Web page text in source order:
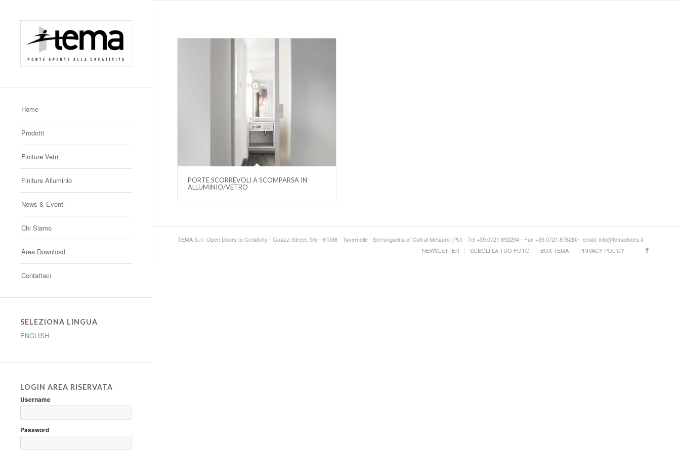
Home
Prodotti
Finiture Vetri
Finiture Alluminio
News & Eventi
Chi Siamo
Area Download
Contattaci
SELEZIONA LINGUA
ENGLISH
LOGIN AREA RISERVATA
Username
Password
PORTE SCORREVOLI A SCOMPARSA IN
ALLUMINIO/VETRO
TEMA S.r.l. Open Doors to Creativity - Guazzi Street, 5/b - 61036 - Tavernelle - Serrungarina of Colli al Metauro (PU) - Tel +39.0721.892294 - Fax +39.0721.878280 - email: info@temadoors.it
NEWSLETTER
SCEGLI LA TUO FOTO BOX TEMA PRIVACY POLICY